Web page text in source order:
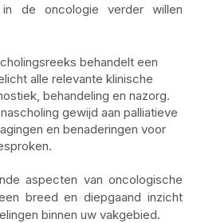
de oncologie verder willen
behandelt een
alle relevante klinische
behandeling en nazorg.
gewijd aan palliatieve
en benaderingen voor
aspecten van oncologische
breed en diepgaand inzicht
binnen uw vakgebied.